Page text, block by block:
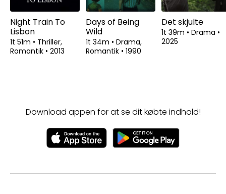
Night Train To
Lisbon
1t 51m • Thriller,
Romantik • 2013
Days of Being
Wild
1t 34m • Drama,
Romantik • 1990
Det skjulte
1t 39m • Drama •
2025
Download appen for at se dit købte indhold!